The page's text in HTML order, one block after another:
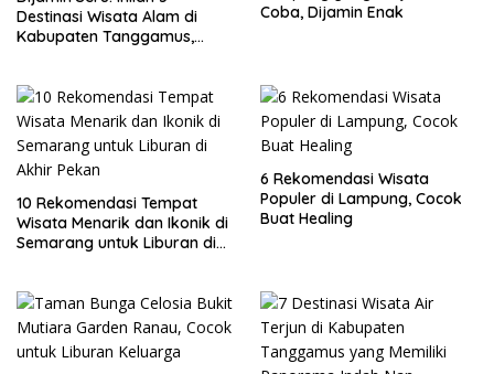
Destinasi Wisata Alam di
Kabupaten Tanggamus,
Coba, Dijamin Enak
10 Rekomendasi Tempat
Wisata Menarik dan Ikonik di
Semarang untuk Liburan di
6 Rekomendasi Wisata
Populer di Lampung, Cocok
Buat Healing